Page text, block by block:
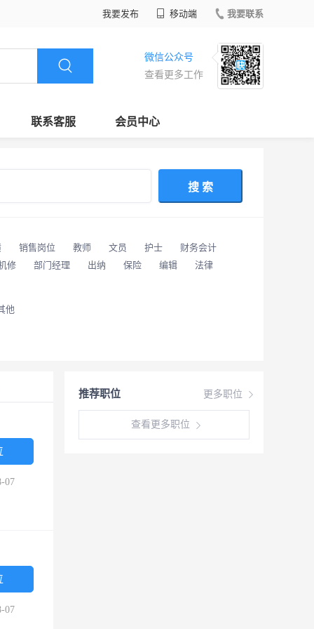
我要发布 移动端 我要联系
微信公众号
查看更多工作
联系客服 会员中心
搜 索
销售岗位 教师 文员 护士
财务会计
修 部门经理 出纳 保险 编辑
法律
他
更多职位
推荐职位
查看更多职位
07
07